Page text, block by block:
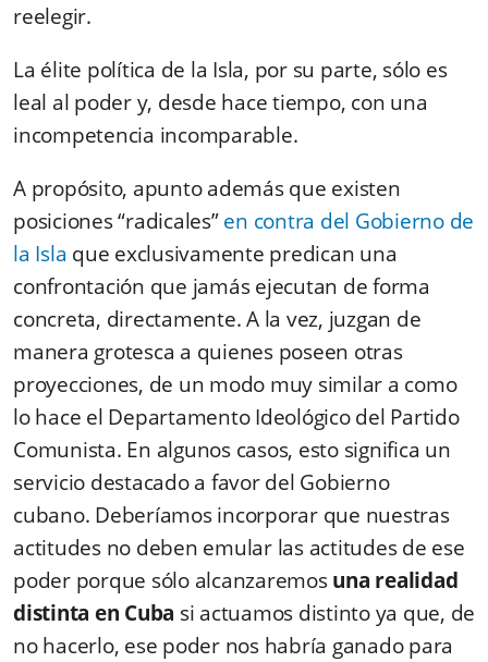
reelegir.
La élite política de la Isla, por su parte, sólo es
leal al poder y, desde hace tiempo, con una
incompetencia incomparable.
A propósito, apunto además que existen
posiciones “radicales”en contra del Gobierno de
la Isla que exclusivamente predican una
confrontación que jamás ejecutan de forma
concreta, directamente. A la vez, juzgan de
manera grotesca a quienes poseen otras
proyecciones, de un modo muy similar a como
lo hace el Departamento Ideológico del Partido
Comunista. En algunos casos, esto significa un
servicio destacado a favor del Gobierno
cubano. Deberíamos incorporar que nuestras
actitudes no deben emular las actitudes de ese
poder porque sólo alcanzaremosuna realidad
distinta en Cuba si actuamos distinto ya que, de
no hacerlo, ese poder nos habría ganado para